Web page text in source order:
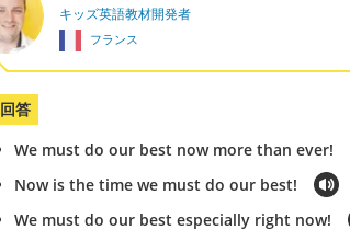
キッズ英語教材開発者
フランス
回答
We must do our best now more than ever!
Now is the time we must do our best!
We must do our best especially right now!